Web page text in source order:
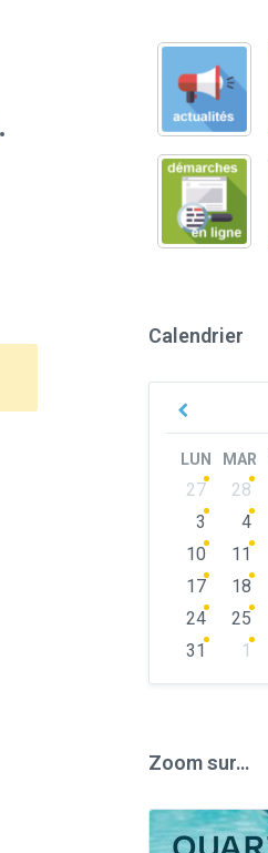
Calendrier
Previous
LUN MAR
Skip
calendar
days
27 28
3
4
10
11
17
18
24
25
31
1
Zoom sur…